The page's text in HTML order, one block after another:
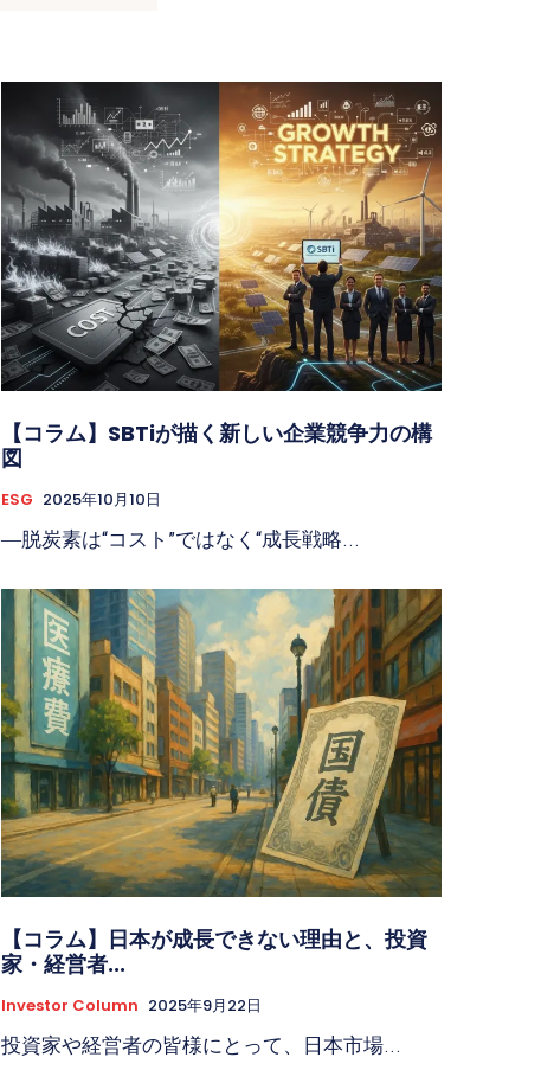
【コラム】SBTiが描く新しい企業競争力の構
図
ESG 2025年10月10日
―脱炭素は“コスト”ではなく“成長戦略...
【コラム】日本が成長できない理由と、投資
家・経営者...
Investor Column 2025年9月22日
投資家や経営者の皆様にとって、日本市場...